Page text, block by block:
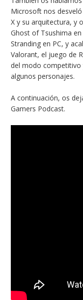
Microsoft nos
X y su arquitectura, y
Ghost of Tsushima
Stranding en PC, y
Valorant, el juego de
del modo competitivo
algunos personajes.
A continuación, os
Gamers Podcast.